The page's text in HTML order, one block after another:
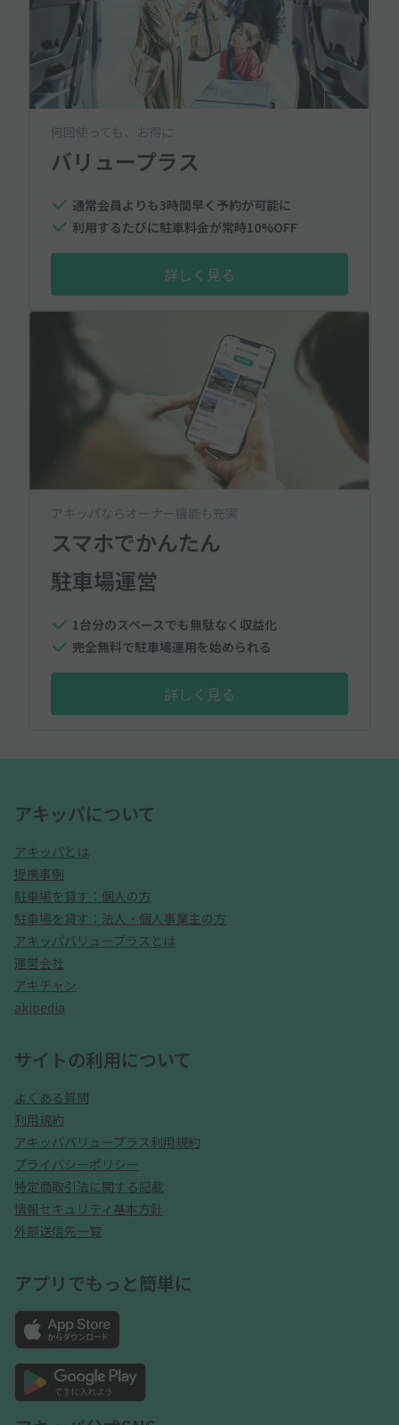
何回使っても、お得に
バリュープラス
通常会員よりも3時間早く予約が可能に
利用するたびに駐車料金が常時10%OFF
詳しく見る
アキッパならオーナー機能も充実
スマホでかんたん
駐車場運営
1台分のスペースでも無駄なく収益化
完全無料で駐車場運用を始められる
詳しく見る
アキッパについて
アキッパとは
提携事例
駐車場を貸す：個人の方
駐車場を貸す：法人・個人事業主の方
アキッパバリュープラスとは
運営会社
アキチャン
akipedia
サイトの利用について
よくある質問
利用規約
アキッパバリュープラス利用規約
プライバシーポリシー
特定商取引法に関する記載
情報セキュリティ基本方針
外部送信先一覧
アプリでもっと簡単に